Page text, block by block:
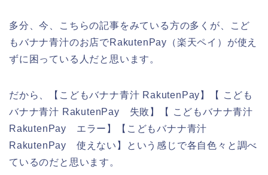
多分、今、こちらの記事をみている方の多くが、こど
もバナナ青汁のお店でRakutenPay（楽天ペイ）が使え
ずに困っている人だと思います。
だから、【こどもバナナ青汁 RakutenPay】【 こども
バナナ青汁 RakutenPay 失敗】【 こどもバナナ青汁
RakutenPay エラー】【こどもバナナ青汁
RakutenPay 使えない】という感じで各自色々と調べ
ているのだと思います。